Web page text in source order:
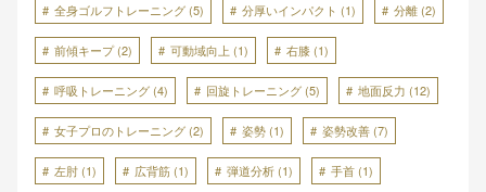
全身ゴルフトレーニング (5) 分厚いインパクト (1) 分離 (2)
前傾キープ(2) 可動域向上 (1) 右膝 (1)
呼吸トレーニング (4) 回旋トレーニング (5) 地面反力 (12)
女子プロのトレーニング (2) 姿勢 (1) 姿勢改善 (7)
左肘 (1) 広背筋 (1) 弾道分析 (1) 手首 (1)